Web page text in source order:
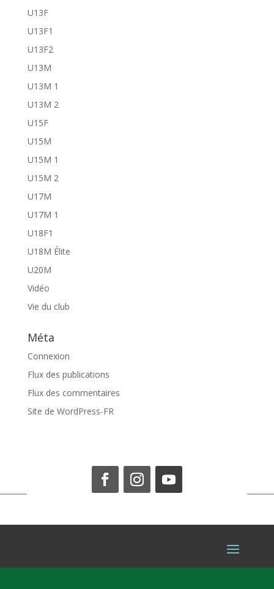
U13F
U13F1
U13F2
U13M
U13M 1
U13M 2
U15F
U15M
U15M 1
U15M 2
U17M
U17M 1
U18F1
U18M Élite
U20M
Vidéo
Vie du club
Méta
Connexion
Flux des publications
Flux des commentaires
Site de WordPress-FR